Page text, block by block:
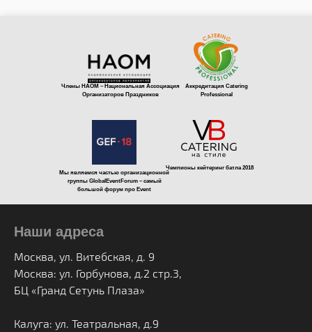
Члены НАОМ – Национальная Ассоциация
Организаторов Праздников
Аккредитация Catering
Professional
Мы являемся частью организационной
группы GlobalEventForum – самый
большой форум про Event
Чемпионы кейтеринг батла 2018
Наши адреса
Москва, ул. Витебская, д. 9
Москва: ул. Горбунова, д.2 стр.3,
БЦ «Гранд Сетунь Плаза»
Калуга: ул. Театральная, д.9